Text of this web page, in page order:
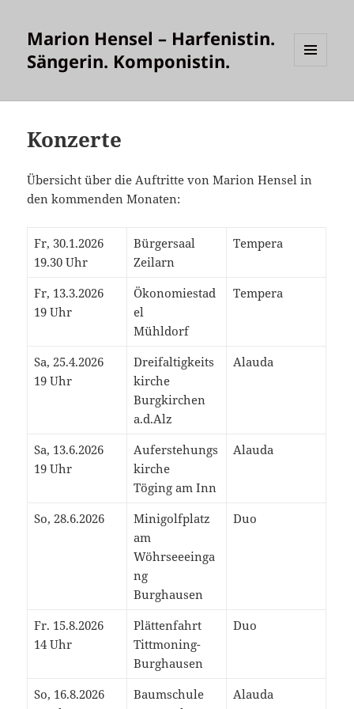
Marion Hensel – Harfenistin.
Sängerin. Komponistin.
WIDGETS
Konzerte
Übersicht über die Auftritte von Marion Hensel in
den kommenden Monaten:
Fr, 30.1.2026
19.30 Uhr
Bürgersaal
Zeilarn
Tempera
Fr, 13.3.2026
19 Uhr
Ökonomiestad
el
Mühldorf
Tempera
Sa, 25.4.2026
19 Uhr
Dreifaltigkeits
kirche
Burgkirchen
a.d.Alz
Alauda
Sa, 13.6.2026
19 Uhr
Auferstehungs
kirche
Töging am Inn
Alauda
So, 28.6.2026
Minigolfplatz
am
Wöhrseeeinga
ng
Burghausen
Duo
Fr. 15.8.2026
14 Uhr
Plättenfahrt
Tittmoning-
Burghausen
Duo
So, 16.8.2026
Baumschule
Alauda